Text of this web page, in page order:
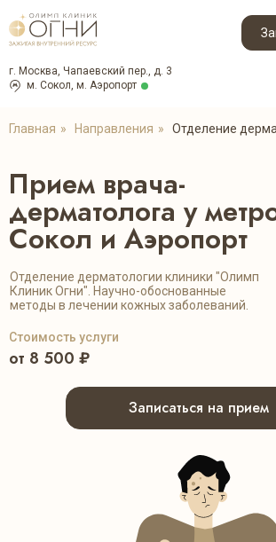
м. Сокол, м. Аэропорт
г. Москва, Чапаевский пер., д. 3
Главная » Направления » Отделение
от 8 500 ₽
Стоимость услуги
Отделение дерматологии клиники "Олимп
Клиник Огни". Научно-обоснованные
методы в лечении кожных заболеваний.
Записаться на прием
Прием врача-
дерматолога у
Сокол и Аэропорт